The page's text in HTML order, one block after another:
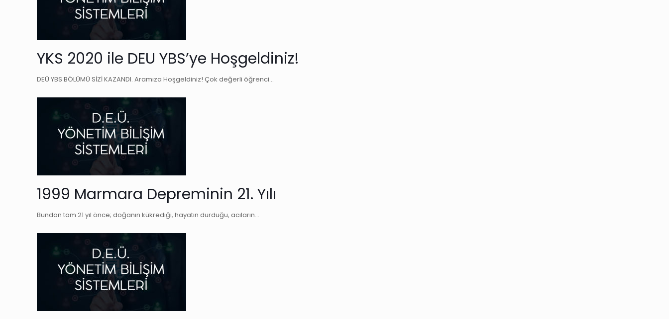
YKS 2020 ile DEU YBS’ye Hoşgeldiniz!
DEÜ YBS BÖLÜMÜ SİZİ KAZANDI. Aramıza Hoşgeldiniz! Çok değerli öğrenci…
1999 Marmara Depreminin 21. Yılı
Bundan tam 21 yıl önce; doğanın kükrediği, hayatın durduğu, acıların…